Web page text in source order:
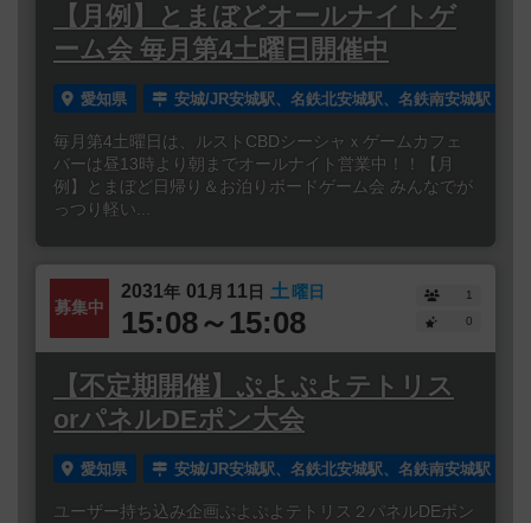
【月例】とまぼどオールナイトゲ
ーム会 毎月第4土曜日開催中
愛知県 安城/JR安城駅、名鉄北安城駅、名鉄南安城駅
毎月第4土曜日は、ルストCBDシーシャｘゲームカフェ
バーは昼13時より朝までオールナイト営業中！！【月
例】とまぼど日帰り＆お泊りボードゲーム会 みんなでが
っつり軽い...
募集中
2031年 01 月 11日 土曜日
15:08～15:08
1
0
【不定期開催】ぷよぷよテトリス
orパネルDEポン大会
愛知県 安城/JR安城駅、名鉄北安城駅、名鉄南安城駅
ユーザー持ち込み企画ぷよぷよテトリス２パネルDEポン